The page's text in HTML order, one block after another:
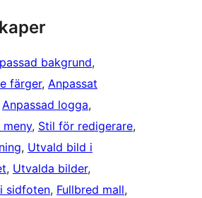
bakgrund
färger, Anpassat
Anpassad logga
meny, Stil för redigerare
, Utvald bild i
, Utvalda bilder
sidfoten, Fullbred mall